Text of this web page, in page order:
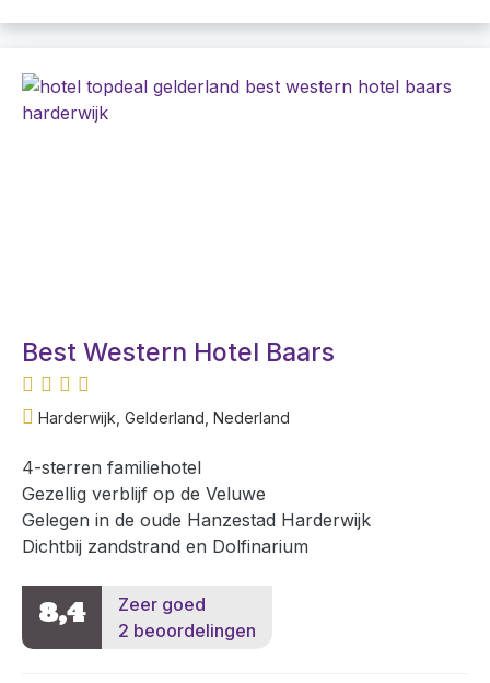
Best Western Hotel Baars
Harderwijk, Gelderland, Nederland
4-sterren familiehotel
Gezellig verblijf op de Veluwe
Gelegen in de oude Hanzestad Harderwijk
Dichtbij zandstrand en Dolfinarium
8,4
Zeer goed
2 beoordelingen